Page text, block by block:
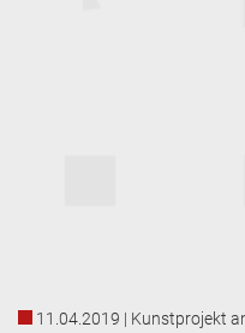
11.04.2019 | Kunstprojekt